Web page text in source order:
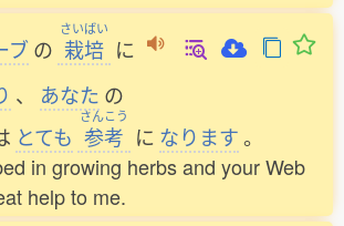
ブ の
さいばい
栽培 に
、 あなた の
とても
さんこう
参考 に なります。
in growing herbs and your Web
help to me.